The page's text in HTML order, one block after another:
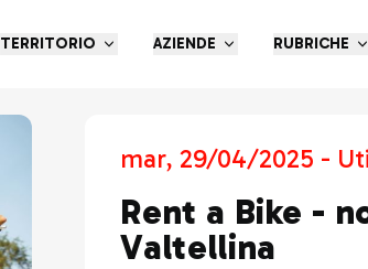
TERRITORIO AZIENDE RUBRICHE
mar, 29/04/2025 -
Rent a Bike -
Valtellina